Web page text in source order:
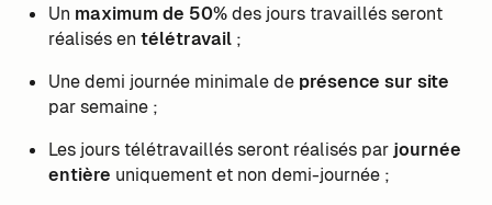
Un maximum de 50%des jours travaillés seront
réalisés en télétravail;
Une demi journée minimale de présence sur site
par semaine ;
Les jours télétravaillés seront réalisés par journée
entière uniquement et non demi-journée ;